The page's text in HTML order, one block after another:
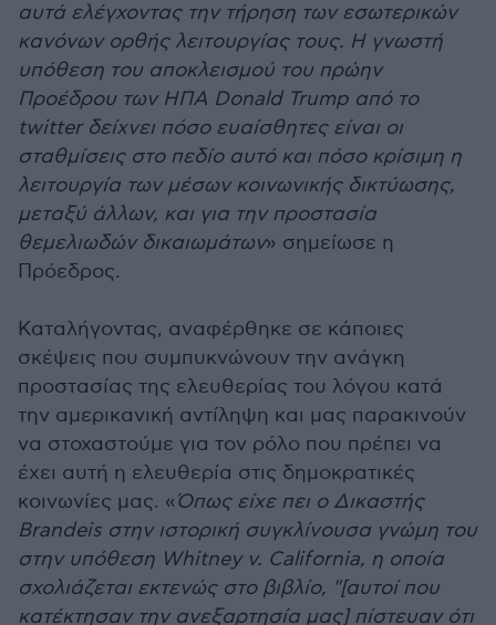
αυτά ελέγχοντας την τήρηση των εσωτερικών
κανόνων ορθής λειτουργίας τους. Η γνωστή
υπόθεση του αποκλεισμού του πρώην
Προέδρου των ΗΠΑ Donald Trump από το
twitter δείχνει πόσο ευαίσθητες είναι οι
σταθμίσεις στο πεδίο αυτό και πόσο κρίσιμη η
λειτουργία των μέσων κοινωνικής δικτύωσης,
μεταξύ άλλων, και για την προστασία
θεμελιωδών δικαιωμάτων» σημείωσε η
Πρόεδρος.
Καταλήγοντας, αναφέρθηκε σε κάποιες
σκέψεις που συμπυκνώνουν την ανάγκη
προστασίας της ελευθερίας του λόγου κατά
την αμερικανική αντίληψη και μας παρακινούν
να στοχαστούμε για τον ρόλο που πρέπει να
έχει αυτή η ελευθερία στις δημοκρατικές
κοινωνίες μας. «Όπως είχε πει ο Δικαστής
Brandeis στην ιστορική συγκλίνουσα γνώμη του
στην υπόθεση Whitney v. California, η οποία
σχολιάζεται εκτενώς στο βιβλίο, "[αυτοί που
κατέκτησαν την ανεξαρτησία μας] πίστευαν ότι